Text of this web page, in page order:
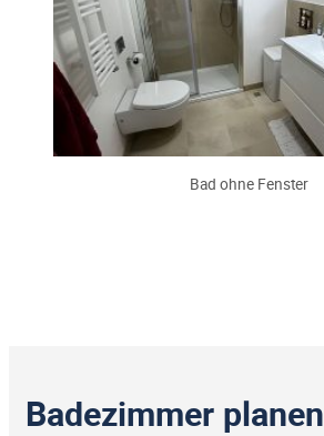
Bad ohne Fenster
Badezimmer planen